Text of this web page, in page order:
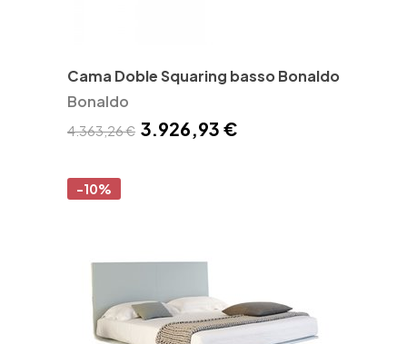
Cama Doble Squaring basso Bonaldo
Bonaldo
4.363,26 € 3.926,93 €
-10%